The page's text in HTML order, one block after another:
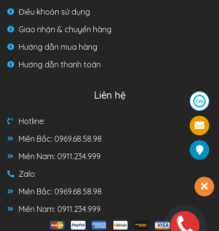
Điều khoản sử dụng
Giao nhận & chuyển hàng
Hướng dẫn mua hàng
Hướng dẫn thanh toán
Liên hệ
Hotline:
Miền Bắc: 0969.68.58.98
Miền Nam: 0911.234.999
Zalo:
Miền Bắc: 0969.68.58.98
Miền Nam: 0911.234.999